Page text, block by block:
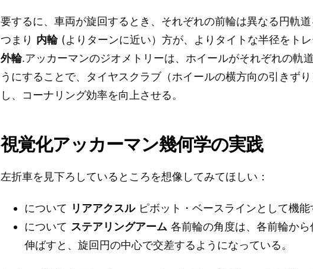
要するに、車両が旋回するとき、それぞれの前輪は異なる円軌道
つまり 内輪(よりターンに近い）方が、よりタイトな半径をトレ
外輪.アッカーマンのジオメトリーは、ホイールがそれぞれの軌
うにすることで、タイヤスクラブ（ホイールの横方向の引きずり
し、コーナリング効率を向上させる。
視覚化アッカーマン幾何学の実践
左折車を見下ろしているところを想像してみてほしい：
について リアアクスルピボット・ベースラインとして機能
について ステアリングアーム 各前輪の角度は、各前輪から
伸ばすと、旋回円の中心で交差するようになっている。